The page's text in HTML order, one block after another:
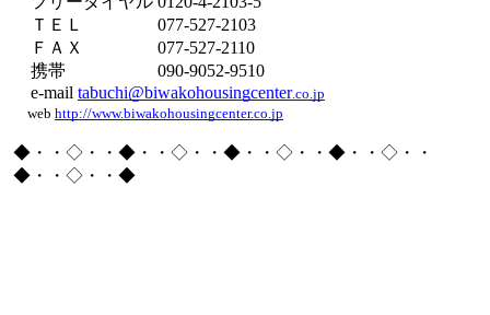
ＴＥＬ 077-527-2103
ＦＡＸ 077-527-2110
携帯
090-9052-9510
e-mail tabuchi@biwakohousingcenter.co.jp
web http://www.biwakohousingcenter.co.jp
◆・・◇・・◆・・◇・・◆・・◇・・◆・・◇・・
◆・・◇・・◆